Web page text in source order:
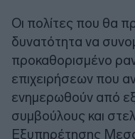
Οι πολίτες που θα
δυνατότητα να
προκαθορισμένο
επιχειρήσεων που
ενημερωθούν από
συμβούλους και
Εξυπηρέτησης